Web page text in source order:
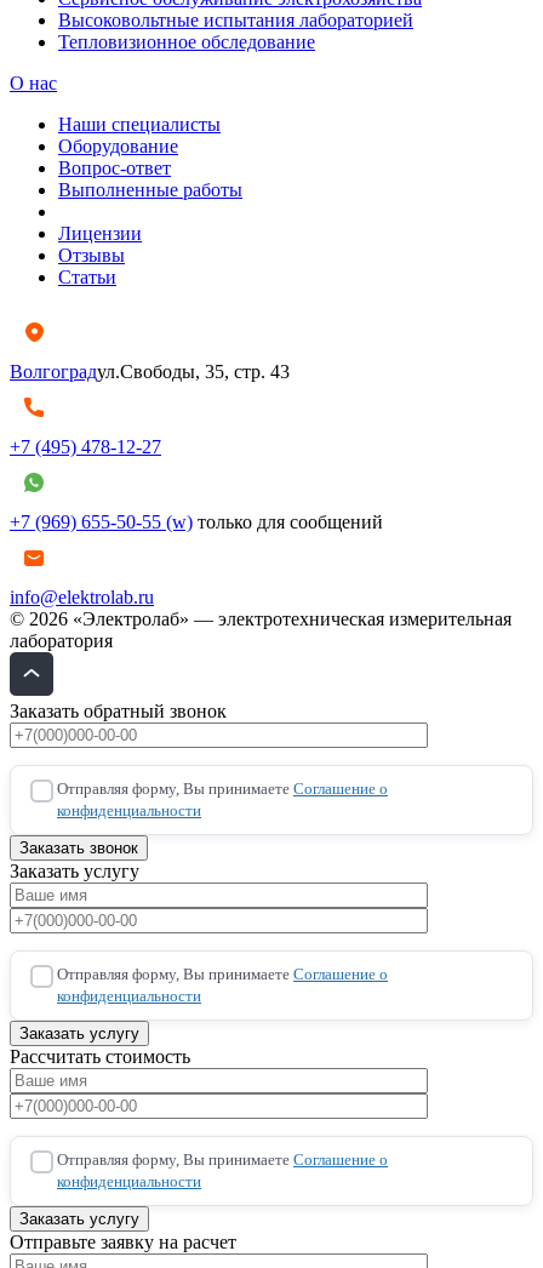
Высоковольтные испытания лабораторией
Тепловизионное обследование
О нас
Наши специалисты
Оборудование
Вопрос-ответ
Выполненные работы
Лицензии
Отзывы
Статьи
Волгоградул.Свободы, 35, стр. 43
+7 (495) 478-12-27
+7 (969) 655-50-55 (w) только для сообщений
info@elektrolab.ru
© 2026 «Электролаб» — электротехническая измерительная
лаборатория
Заказать обратный звонок
Отправляя форму, Вы принимаете Соглашение о
конфиденциальности
Заказать услугу
Отправляя форму, Вы принимаете Соглашение о
конфиденциальности
Рассчитать стоимость
Отправляя форму, Вы принимаете Соглашение о
конфиденциальности
Отправьте заявку на расчет